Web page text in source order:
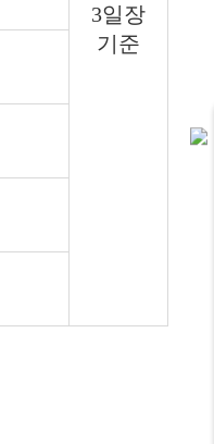
3일장
기준